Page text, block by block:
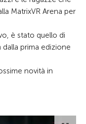
MatrixVR Arena per
è stato quello di
prima edizione
novità in